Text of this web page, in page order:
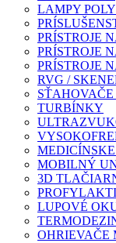
LAMPY
PRÍSTROJE
PRÍSTROJE
PRÍSTROJE
RVG /
TURBÍNKY
MOBILNÝ
3D
LUPOVÉ
OHRIEVAČE